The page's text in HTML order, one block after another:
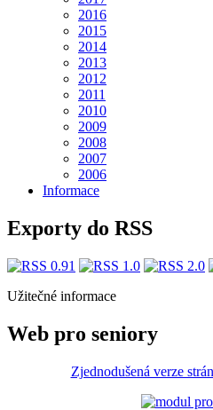
2016
2015
2014
2013
2012
2011
2010
2009
2008
2007
2006
Informace
Exporty do RSS
Užitečné informace
Web pro seniory
Zjednodušená verze